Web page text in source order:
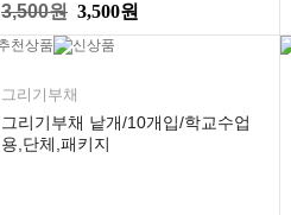
3,500원 3,500원
그리기부채
그리기부채 낱개/10개입/학교수업
용,단체,패키지